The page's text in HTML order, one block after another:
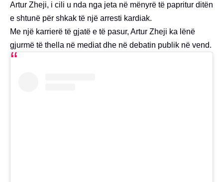
Artur Zheji, i cili u nda nga jeta në mënyrë të papritur ditën
e shtunë për shkak të një arresti kardiak.
Me një karrierë të gjatë e të pasur, Artur Zheji ka lënë
gjurmë të thella në mediat dhe në debatin publik në vend.